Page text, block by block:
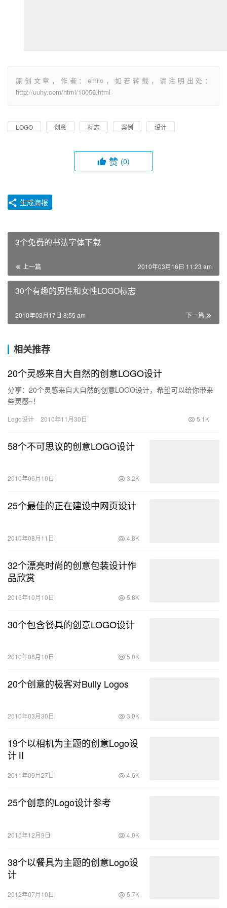
原创文章，作者：emilo，如若转载，请注明出处：
http://uuhy.com/html/10056.html
LOGO 创意 标志 案例 设计
赞 (0)
生成海报
3个免费的书法字体下载
上一篇 2010年03月16日 11:23 am
30个有趣的男性和女性LOGO标志
下一篇
2010年03月17日 8:55 am
相关推荐
20个灵感来自大自然的创意LOGO设计
分享：20个灵感来自大自然的创意LOGO设计，希望可以给你带来
些灵感~！
Logo设计 2010年11月30日 5.1K
58个不可思议的创意LOGO设计
2010年06月10日 3.2K
25个最佳的正在建设中网页设计
2010年08月11日 4.8K
32个漂亮时尚的创意包装设计作
品欣赏
2016年10月10日 5.8K
30个包含餐具的创意LOGO设计
2010年08月10日 5.0K
20个创意的极客对Bully Logos
2010年03月30日 3.0K
19个以相机为主题的创意Logo设
计Ⅱ
2011年09月27日 4.6K
25个创意的Logo设计参考
2015年12月9日 4.0K
38个以餐具为主题的创意Logo设
计
2012年07月10日 5.7K